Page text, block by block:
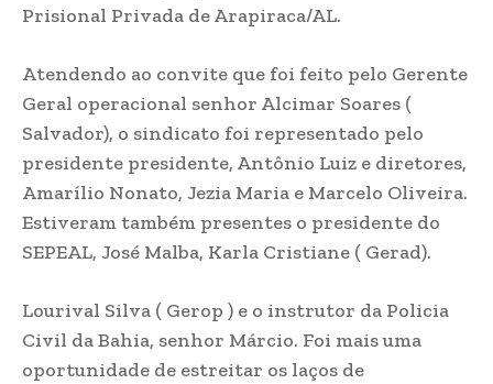
Prisional Privada de Arapiraca/AL.
Atendendo ao convite que foi feito pelo Gerente
Geral operacional senhor Alcimar Soares (
Salvador), o sindicato foi representado pelo
presidente presidente, Antônio Luiz e diretores,
Amarílio Nonato, Jezia Maria e Marcelo Oliveira.
Estiveram também presentes o presidente do
SEPEAL, José Malba, Karla Cristiane ( Gerad).
Lourival Silva ( Gerop ) e o instrutor da Policia
Civil da Bahia, senhor Márcio. Foi mais uma
oportunidade de estreitar os laços de